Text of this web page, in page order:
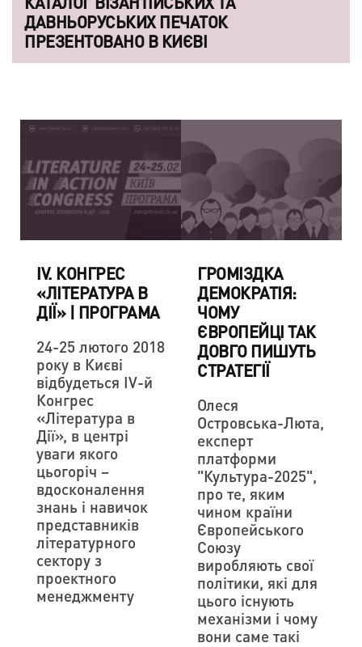
ДАВНЬОРУСЬКИХ ПЕЧАТОК
ПРЕЗЕНТОВАНО В КИЄВІ
IV. КОНГРЕС
«ЛІТЕРАТУРА В
ДІЇ» | ПРОГРАМА
24-25 лютого 2018
року в Києві
відбудеться IV-й
Конгрес
«Література в
Дії», в центрі
уваги якого
цьогоріч –
вдосконалення
знань і навичок
представників
літературного
сектору з
проектного
менеджменту
ГРОМІЗДКА
ДЕМОКРАТІЯ:
ЧОМУ
ЄВРОПЕЙЦІ ТАК
ДОВГО ПИШУТЬ
СТРАТЕГІЇ
Олеся
Островська-Люта,
експерт
платформи
"Культура-2025",
про те, яким
чином країни
Європейського
Союзу
виробляють свої
політики, які для
цього існують
механізми і чому
вони саме такі